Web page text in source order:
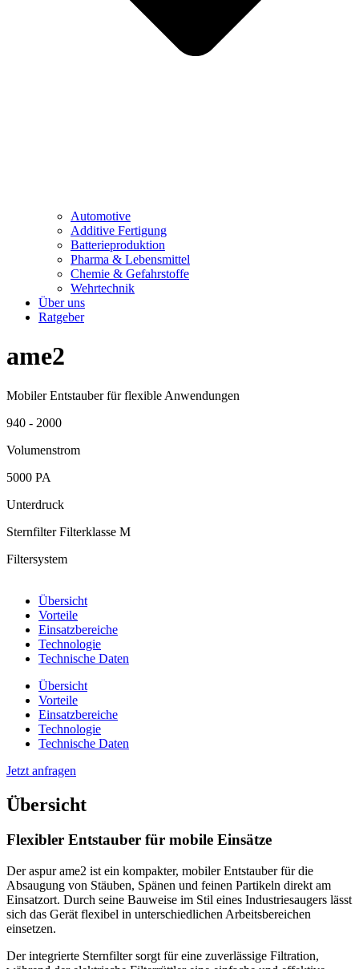
Automotive
Additive Fertigung
Batterieproduktion
Pharma & Lebensmittel
Chemie & Gefahrstoffe
Wehrtechnik
Über uns
Ratgeber
ame2
Mobiler Entstauber für flexible Anwendungen
940 - 2000
Volumenstrom
5000 PA
Unterdruck
Sternfilter Filterklasse M
Filtersystem
Übersicht
Vorteile
Einsatzbereiche
Technologie
Technische Daten
Übersicht
Vorteile
Einsatzbereiche
Technologie
Technische Daten
Jetzt anfragen
Übersicht
Flexibler Entstauber für mobile Einsätze
Der aspur ame2 ist ein kompakter, mobiler Entstauber für die
Absaugung von Stäuben, Spänen und feinen Partikeln direkt am
Einsatzort. Durch seine Bauweise im Stil eines Industriesaugers lässt
sich das Gerät flexibel in unterschiedlichen Arbeitsbereichen
einsetzen.
Der integrierte Sternfilter sorgt für eine zuverlässige Filtration,